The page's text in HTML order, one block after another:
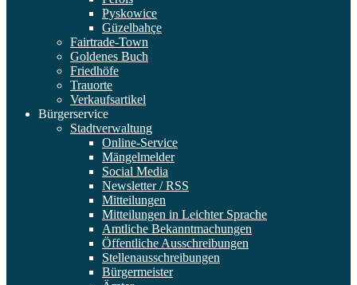
Pyskowice
Güzelbahçe
Fairtrade-Town
Goldenes Buch
Friedhöfe
Trauorte
Verkaufsartikel
Bürgerservice
Stadtverwaltung
Online-Service
Mängelmelder
Social Media
Newsletter / RSS
Mitteilungen
Mitteilungen in Leichter Sprache
Amtliche Bekanntmachungen
Öffentliche Ausschreibungen
Stellenausschreibungen
Bürgermeister